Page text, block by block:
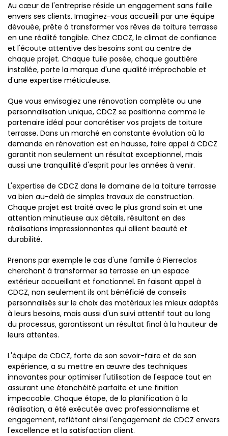
Au cœur de l'entreprise réside un engagement sans faille
envers ses clients. Imaginez-vous accueilli par une équipe
dévouée, prête à transformer vos rêves de toiture terrasse
en une réalité tangible. Chez CDCZ, le climat de confiance
et l'écoute attentive des besoins sont au centre de
chaque projet. Chaque tuile posée, chaque gouttière
installée, porte la marque d'une qualité irréprochable et
d'une expertise méticuleuse.
Que vous envisagiez une rénovation complète ou une
personnalisation unique, CDCZ se positionne comme le
partenaire idéal pour concrétiser vos projets de toiture
terrasse. Dans un marché en constante évolution où la
demande en rénovation est en hausse, faire appel à CDCZ
garantit non seulement un résultat exceptionnel, mais
aussi une tranquillité d'esprit pour les années à venir.
L'expertise de CDCZ dans le domaine de la toiture terrasse
va bien au-delà de simples travaux de construction.
Chaque projet est traité avec le plus grand soin et une
attention minutieuse aux détails, résultant en des
réalisations impressionnantes qui allient beauté et
durabilité.
Prenons par exemple le cas d'une famille à Pierreclos
cherchant à transformer sa terrasse en un espace
extérieur accueillant et fonctionnel. En faisant appel à
CDCZ, non seulement ils ont bénéficié de conseils
personnalisés sur le choix des matériaux les mieux adaptés
à leurs besoins, mais aussi d'un suivi attentif tout au long
du processus, garantissant un résultat final à la hauteur de
leurs attentes.
L'équipe de CDCZ, forte de son savoir-faire et de son
expérience, a su mettre en œuvre des techniques
innovantes pour optimiser l'utilisation de l'espace tout en
assurant une étanchéité parfaite et une finition
impeccable. Chaque étape, de la planification à la
réalisation, a été exécutée avec professionnalisme et
engagement, reflétant ainsi l'engagement de CDCZ envers
l'excellence et la satisfaction client.